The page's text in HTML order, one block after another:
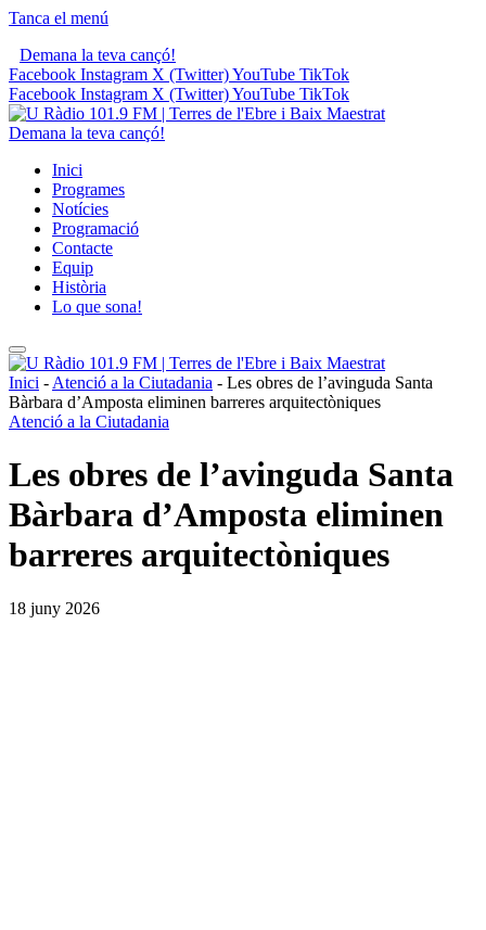
Tanca el menú
Demana la teva cançó!
Facebook Instagram X (Twitter)YouTube TikTok
Facebook Instagram X (Twitter)YouTube TikTok
Demana la teva cançó!
Inici
Programes
Notícies
Programació
Contacte
Equip
Història
Lo que sona!
Inici - Atenció a la Ciutadania - Les obres de l’avinguda Santa
Bàrbara d’Amposta eliminen barreres arquitectòniques
Atenció a la Ciutadania
Les obres de l’avinguda Santa
Bàrbara d’Amposta eliminen
barreres arquitectòniques
18 juny 2026